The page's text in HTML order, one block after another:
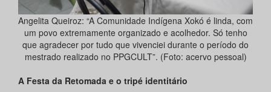
Angelita Queiroz: “A Comunidade Indígena Xokó é linda, com
um povo extremamente organizado e acolhedor. Só tenho
que agradecer por tudo que vivenciei durante o período do
mestrado realizado no PPGCULT”. (Foto: acervo pessoal)
A Festa da Retomada e o tripé identitário